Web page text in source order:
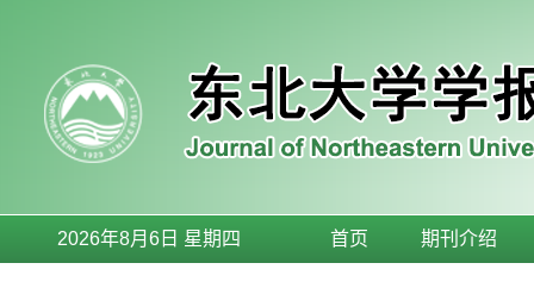
2026年8月6日 星期四 首页 期刊介绍